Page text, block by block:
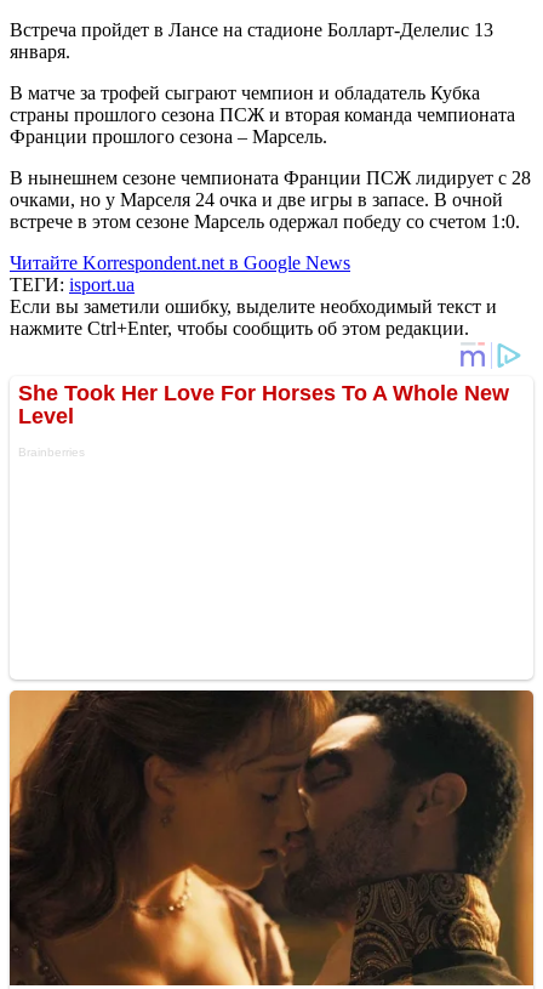
Встреча пройдет в Лансе на стадионе Болларт-Делелис 13
января.
В матче за трофей сыграют чемпион и обладатель Кубка
страны прошлого сезона ПСЖ и вторая команда чемпионата
Франции прошлого сезона – Марсель.
В нынешнем сезоне чемпионата Франции ПСЖ лидирует с 28
очками, но у Марселя 24 очка и две игры в запасе. В очной
встрече в этом сезоне Марсель одержал победу со счетом 1:0.
Читайте Korrespondent.net в Google News
ТЕГИ: isport.ua
Если вы заметили ошибку, выделите необходимый текст и
нажмите Ctrl+Enter, чтобы сообщить об этом редакции.